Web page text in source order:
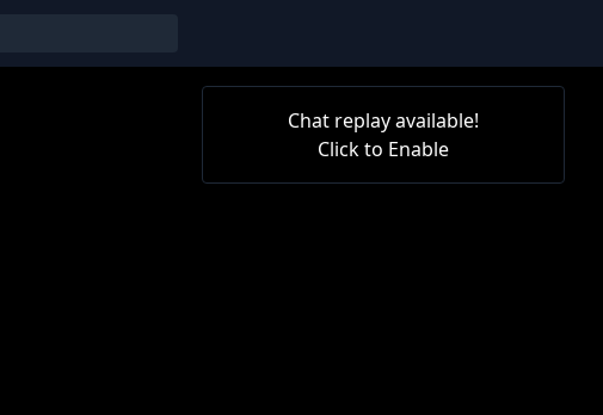
Chat replay available!
Click to Enable